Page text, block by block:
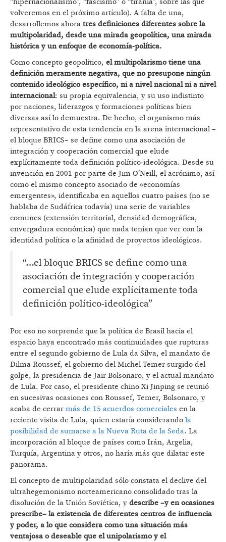
volveremos en el próximo artículo). A falta de una,
desarrollemos ahora tres definiciones diferentes sobre la
multipolaridad, desde una mirada geopolítica, una mirada
histórica y un enfoque de economía-política.
Como concepto geopolítico, el multipolarismo tiene una
definición meramente negativa, que no presupone ningún
contenido ideológico específico, ni a nivel nacional ni a nivel
internacional: su propia equivalencia, y su uso indistinto
por naciones, liderazgos y formaciones políticas bien
diversas así lo demuestra. De hecho, el organismo más
representativo de esta tendencia en la arena internacional –
el bloque BRICS– se define como una asociación de
integración y cooperación comercial que elude
explícitamente toda definición político-ideológica. Desde su
invención en 2001 por parte de Jim O’Neill, el acrónimo, así
como el mismo concepto asociado de «economías
emergentes», identificaba en aquellos cuatro países (no se
hablaba de Sudáfrica todavía) una serie de variables
comunes (extensión territorial, densidad demográfica,
envergadura económica) que nada tenían que ver con la
identidad política o la afinidad de proyectos ideológicos.
“…el bloque BRICS se define como una
asociación de integración y cooperación
comercial que elude explícitamente toda
definición político-ideológica”
Por eso no sorprende que la política de Brasil hacia el
espacio haya encontrado más continuidades que rupturas
entre el segundo gobierno de Lula da Silva, el mandato de
Dilma Roussef, el gobierno del Michel Temer surgido del
golpe, la presidencia de Jair Bolsonaro, y el actual mandato
de Lula. Por caso, el presidente chino Xi Jinping se reunió
en sucesivas ocasiones con Roussef, Temer, Bolsonaro, y
acaba de cerrar más de 15 acuerdos comerciales en la
reciente visita de Lula, quien estaría considerando la
posibilidad de sumarse a la Nueva Ruta de la Seda. La
incorporación al bloque de países como Irán, Argelia,
Turquía, Argentina y otros, no haría más que dilatar este
panorama.
El concepto de multipolaridad sólo constata el declive del
ultrahegemonismo norteamericano consolidado tras la
disolución de la Unión Soviética, y describe –y en ocasiones
prescribe– la existencia de diferentes centros de influencia
y poder, a lo que considera como una situación más
ventajosa o deseable que el unipolarismo y el